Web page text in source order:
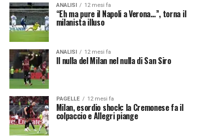
ANALISI 12 mesi fa
“Eh ma pure il Napoli a Verona…”, torna il
milanista illuso
ANALISI 12 mesi fa
Il nulla del Milan nel nulla di San Siro
PAGELLE 12 mesi fa
Milan, esordio shock: la Cremonese fa il
colpaccio e Allegri piange